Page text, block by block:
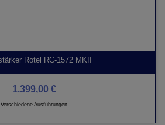
Rotel RC-1572 MKII
1.399,00 €
Verschiedene Ausführungen